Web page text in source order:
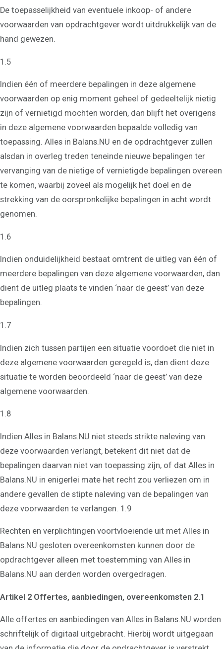
De toepasselijkheid van eventuele inkoop- of andere
voorwaarden van opdrachtgever wordt uitdrukkelijk van de
hand gewezen.
1.5
Indien één of meerdere bepalingen in deze algemene
voorwaarden op enig moment geheel of gedeeltelijk nietig
zijn of vernietigd mochten worden, dan blijft het overigens
in deze algemene voorwaarden bepaalde volledig van
toepassing. Alles in Balans.NU en de opdrachtgever zullen
alsdan in overleg treden teneinde nieuwe bepalingen ter
vervanging van de nietige of vernietigde bepalingen overeen
te komen, waarbij zoveel als mogelijk het doel en de
strekking van de oorspronkelijke bepalingen in acht wordt
genomen.
1.6
Indien onduidelijkheid bestaat omtrent de uitleg van één of
meerdere bepalingen van deze algemene voorwaarden, dan
dient de uitleg plaats te vinden ‘naar de geest’ van deze
bepalingen.
1.7
Indien zich tussen partijen een situatie voordoet die niet in
deze algemene voorwaarden geregeld is, dan dient deze
situatie te worden beoordeeld ‘naar de geest’ van deze
algemene voorwaarden.
1.8
Indien Alles in Balans.NU niet steeds strikte naleving van
deze voorwaarden verlangt, betekent dit niet dat de
bepalingen daarvan niet van toepassing zijn, of dat Alles in
Balans.NU in enigerlei mate het recht zou verliezen om in
andere gevallen de stipte naleving van de bepalingen van
deze voorwaarden te verlangen. 1.9
Rechten en verplichtingen voortvloeiende uit met Alles in
Balans.NU gesloten overeenkomsten kunnen door de
opdrachtgever alleen met toestemming van Alles in
Balans.NU aan derden worden overgedragen.
Artikel 2 Offertes, aanbiedingen, overeenkomsten 2.1
Alle offertes en aanbiedingen van Alles in Balans.NU worden
schriftelijk of digitaal uitgebracht. Hierbij wordt uitgegaan